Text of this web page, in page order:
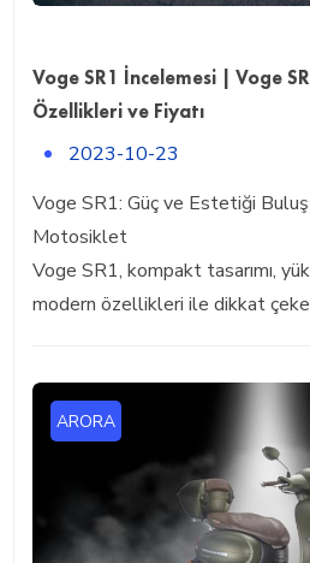
Voge SR1 İncelemesi | Voge
Özellikleri ve Fiyatı
2023-10-23
Voge SR1: Güç ve Estetiği
Motosiklet
Voge SR1, kompakt tasarımı,
modern özellikleri ile dikkat
ARORA